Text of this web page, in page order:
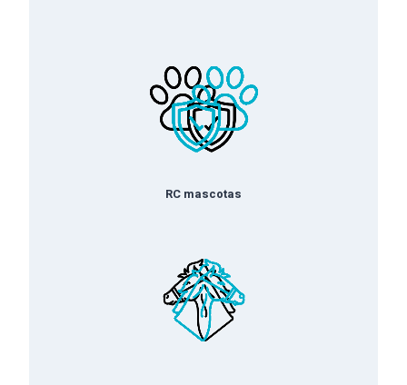
RC mascotas